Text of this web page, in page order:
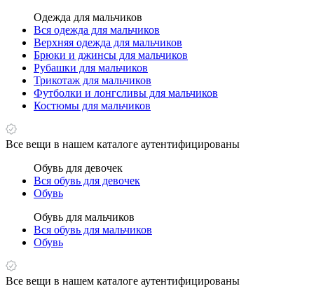
Одежда для мальчиков
Вся одежда для мальчиков
Верхняя одежда для мальчиков
Брюки и джинсы для мальчиков
Рубашки для мальчиков
Трикотаж для мальчиков
Футболки и лонгсливы для мальчиков
Костюмы для мальчиков
Все вещи в нашем каталоге аутентифицированы
Обувь для девочек
Вся обувь для девочек
Обувь
Обувь для мальчиков
Вся обувь для мальчиков
Обувь
Все вещи в нашем каталоге аутентифицированы